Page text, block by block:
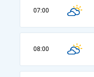
07:00
08:00